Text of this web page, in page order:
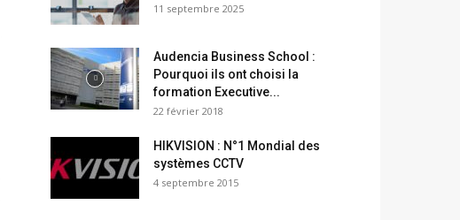
11 septembre 2025
Audencia Business School :
Pourquoi ils ont choisi la
formation Executive...
22 février 2018
HIKVISION : N°1 Mondial des
systèmes CCTV
4 septembre 2015